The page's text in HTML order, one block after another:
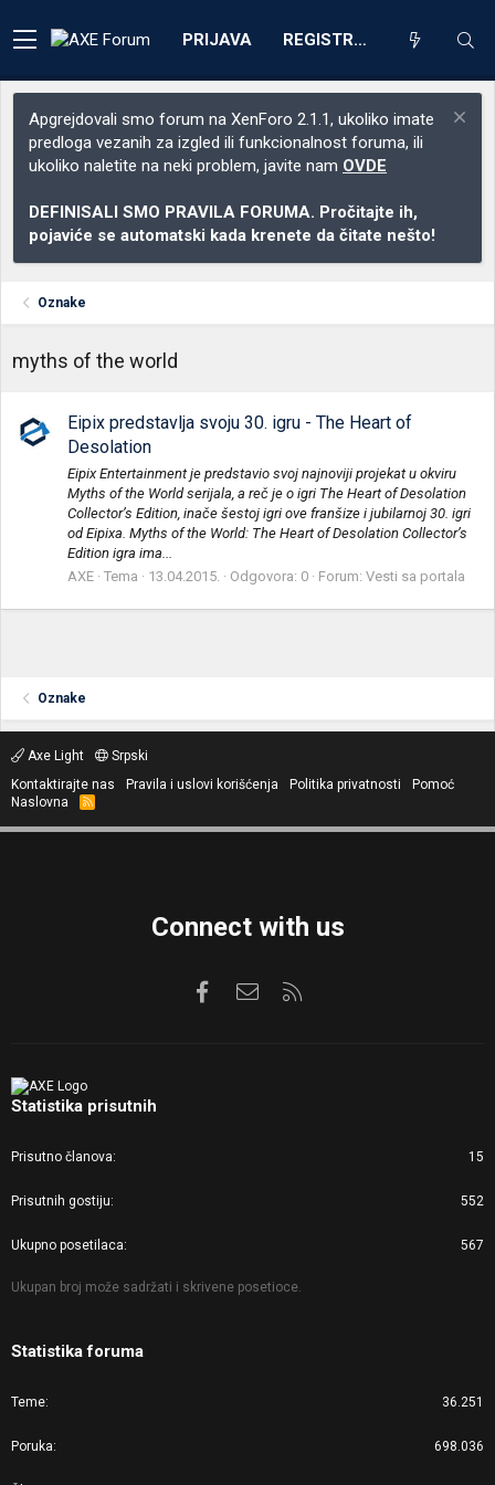
PRIJAVA REGISTRACIJA
Apgrejdovali smo forum na XenForo 2.1.1, ukoliko imate
predloga vezanih za izgled ili funkcionalnost foruma, ili
ukoliko naletite na neki problem, javite nam OVDE
DEFINISALI SMO PRAVILA FORUMA. Pročitajte ih,
pojaviće se automatski kada krenete da čitate nešto!
Oznake
myths of the world
Eipix predstavlja svoju 30. igru - The Heart of
Desolation
Eipix Entertainment je predstavio svoj najnoviji projekat u okviru
Myths of the World serijala, a reč je o igri The Heart of Desolation
Collector’s Edition, inače šestoj igri ove franšize i jubilarnoj 30. igri
od Eipixa. Myths of the World: The Heart of Desolation Collector’s
Edition igra ima...
AXE Tema 13.04.2015. Odgovora: 0 Forum: Vesti sa portala
Oznake
Axe Light
Srpski
Kontaktirajte nas
Pravila i uslovi korišćenja Politika privatnosti
Pomoć
Naslovna
R
S
Connect with us
FacebookKontaktirajte nas
Statistika prisutnih
Prisutno članova 15
Prisutnih gostiju 552
Ukupno posetilaca 567
Ukupan broj može sadržati i skrivene posetioce.
Statistika foruma
Teme 36.251
Poruka 698.036